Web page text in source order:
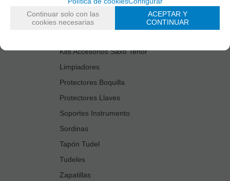
Estuches Guardacañas
Estuches Instrumento
Kits Accesorios Saxo Tenor
Limpiadores
Protectores Boquilla
Protectores Llaves
Soportes Instrumento
Sordinas
Tapón Tudel
Tudeles
Zapatillas
Continuar solo con las
cookies necesarias
ACEPTAR Y
CONTINUAR